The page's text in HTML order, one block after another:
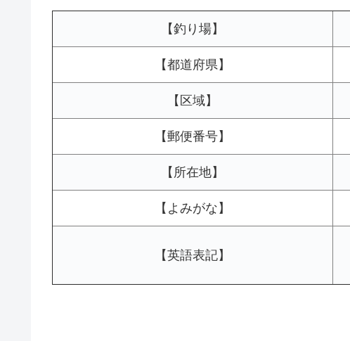
【釣り場】
【都道府県】
【区域】
【郵便番号】
【所在地】
【よみがな】
【英語表記】